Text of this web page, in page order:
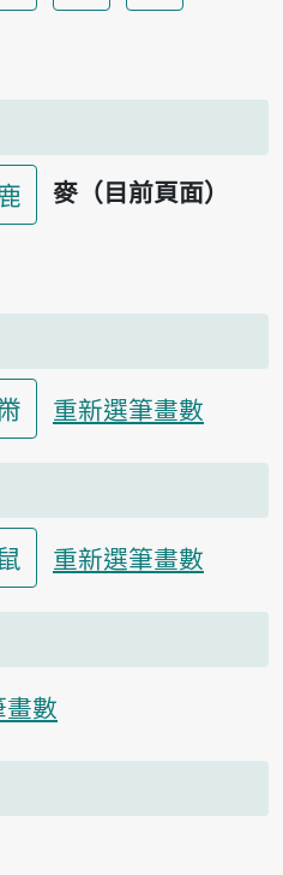
麥（目前頁面）
重新選筆畫數
鼠 重新選筆畫數
數